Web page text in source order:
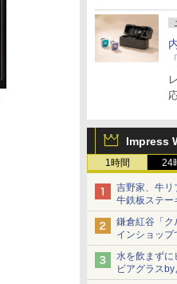
Impress
1時間 24
吉野家、牛リ
牛鉄板ステー
鎌倉紅谷「ク
インショップ
水を飲まずに
ビアグラスby